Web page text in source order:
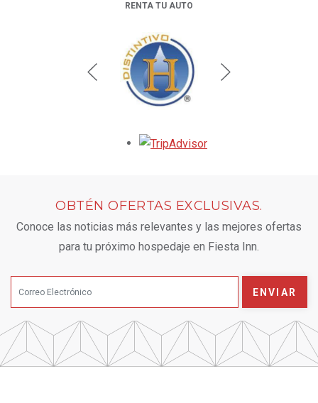
RENTA TU AUTO
OPENS IN A NEW TAB.
OBTÉN OFERTAS EXCLUSIVAS.
Conoce las noticias más relevantes y las mejores ofertas
para tu próximo hospedaje en Fiesta Inn.
ENVIAR